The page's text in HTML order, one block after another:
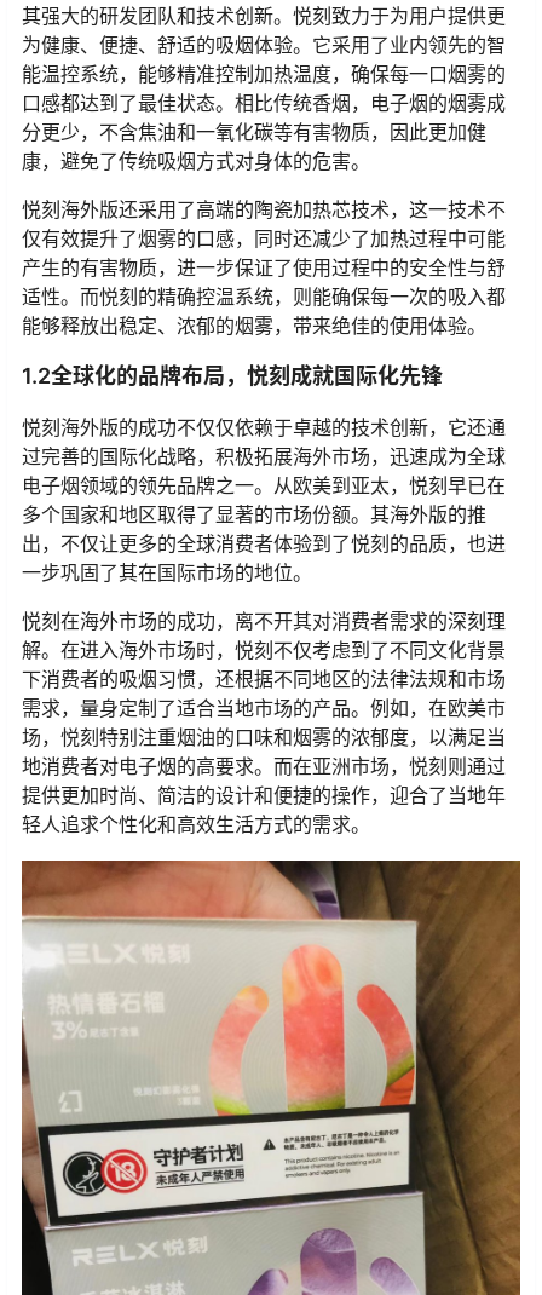
其强大的研发团队和技术创新。悦刻致力于为用户提供更
为健康、便捷、舒适的吸烟体验。它采用了业内领先的智
能温控系统，能够精准控制加热温度，确保每一口烟雾的
口感都达到了最佳状态。相比传统香烟，电子烟的烟雾成
分更少，不含焦油和一氧化碳等有害物质，因此更加健
康，避免了传统吸烟方式对身体的危害。
悦刻海外版还采用了高端的陶瓷加热芯技术，这一技术不
仅有效提升了烟雾的口感，同时还减少了加热过程中可能
产生的有害物质，进一步保证了使用过程中的安全性与舒
适性。而悦刻的精确控温系统，则能确保每一次的吸入都
能够释放出稳定、浓郁的烟雾，带来绝佳的使用体验。
1.2全球化的品牌布局，悦刻成就国际化先锋
悦刻海外版的成功不仅仅依赖于卓越的技术创新，它还通
过完善的国际化战略，积极拓展海外市场，迅速成为全球
电子烟领域的领先品牌之一。从欧美到亚太，悦刻早已在
多个国家和地区取得了显著的市场份额。其海外版的推
出，不仅让更多的全球消费者体验到了悦刻的品质，也进
一步巩固了其在国际市场的地位。
悦刻在海外市场的成功，离不开其对消费者需求的深刻理
解。在进入海外市场时，悦刻不仅考虑到了不同文化背景
下消费者的吸烟习惯，还根据不同地区的法律法规和市场
需求，量身定制了适合当地市场的产品。例如，在欧美市
场，悦刻特别注重烟油的口味和烟雾的浓郁度，以满足当
地消费者对电子烟的高要求。而在亚洲市场，悦刻则通过
提供更加时尚、简洁的设计和便捷的操作，迎合了当地年
轻人追求个性化和高效生活方式的需求。